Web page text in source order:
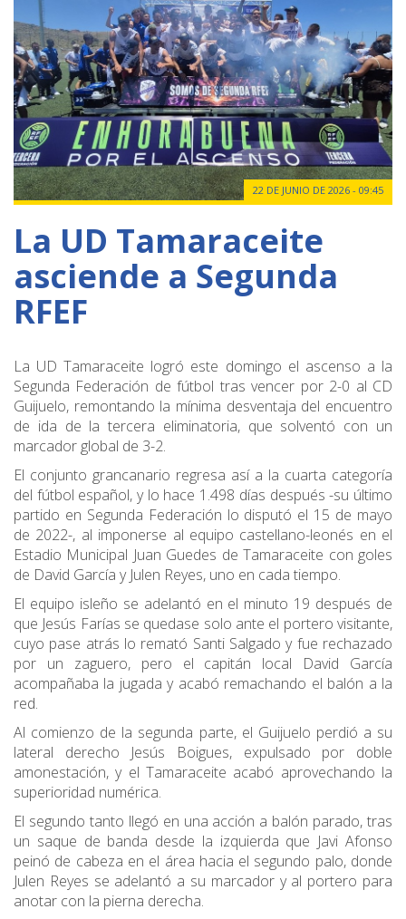
22 DE JUNIO DE 2026 - 09:45
La UD Tamaraceite
asciende a Segunda
RFEF
La UD Tamaraceite logró este domingo el ascenso a la
Segunda Federación de fútbol tras vencer por 2-0 al CD
Guijuelo, remontando la mínima desventaja del encuentro
de ida de la tercera eliminatoria, que solventó con un
marcador global de 3-2.
El conjunto grancanario regresa así a la cuarta categoría
del fútbol español, y lo hace 1.498 días después -su último
partido en Segunda Federación lo disputó el 15 de mayo
de 2022-, al imponerse al equipo castellano-leonés en el
Estadio Municipal Juan Guedes de Tamaraceite con goles
de David García y Julen Reyes, uno en cada tiempo.
El equipo isleño se adelantó en el minuto 19 después de
que Jesús Farías se quedase solo ante el portero visitante,
cuyo pase atrás lo remató Santi Salgado y fue rechazado
por un zaguero, pero el capitán local David García
acompañaba la jugada y acabó remachando el balón a la
red.
Al comienzo de la segunda parte, el Guijuelo perdió a su
lateral derecho Jesús Boigues, expulsado por doble
amonestación, y el Tamaraceite acabó aprovechando la
superioridad numérica.
El segundo tanto llegó en una acción a balón parado, tras
un saque de banda desde la izquierda que Javi Afonso
peinó de cabeza en el área hacia el segundo palo, donde
Julen Reyes se adelantó a su marcador y al portero para
anotar con la pierna derecha.